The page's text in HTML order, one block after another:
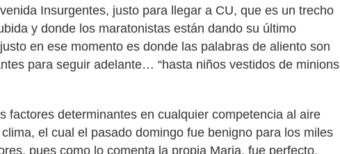
Insurgentes, justo para llegar a CU, que es un trecho
y donde los maratonistas están dando su último
en ese momento es donde las palabras de aliento son
para seguir adelante… “hasta niños vestidos de minions
factores determinantes en cualquier competencia al aire
clima, el cual el pasado domingo fue benigno para los miles
pues como lo comenta la propia Maria, fue perfecto,